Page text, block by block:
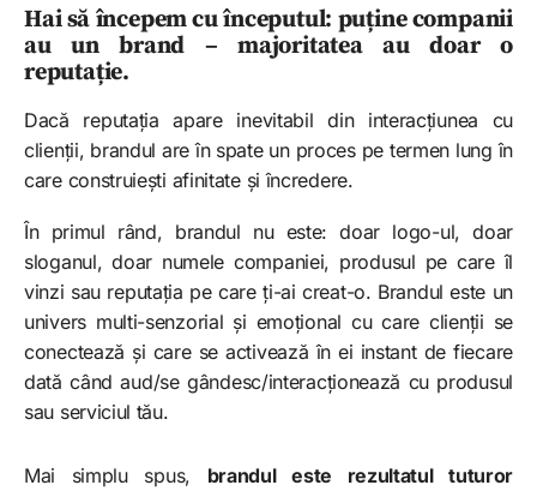
Hai să începem cu începutul: puține companii
au un brand – majoritatea au doar o
reputație.
Dacă reputația apare inevitabil din interacțiunea cu
clienții, brandul are în spate un proces pe termen lung în
care construiești afinitate și încredere.
În primul rând, brandul nu este: doar logo-ul, doar
sloganul, doar numele companiei, produsul pe care îl
vinzi sau reputația pe care ți-ai creat-o. Brandul este un
univers multi-senzorial și emoțional cu care clienții se
conectează și care se activează în ei instant de fiecare
dată când aud/se gândesc/interacționează cu produsul
sau serviciul tău.
Mai simplu spus, brandul este rezultatul tuturor